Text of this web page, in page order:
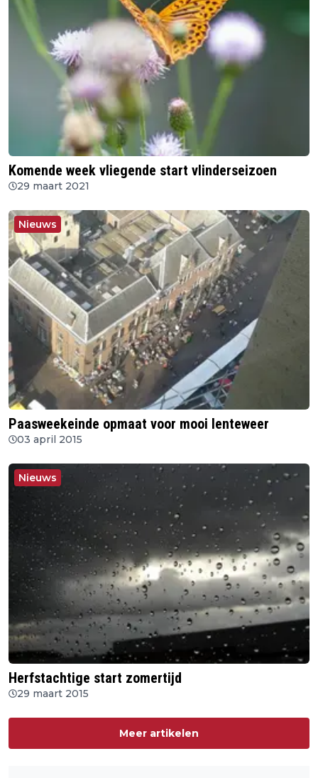
Komende week vliegende start vlinderseizoen
29 maart 2021
Nieuws
Paasweekeinde opmaat voor mooi lenteweer
03 april 2015
Nieuws
Herfstachtige start zomertijd
29 maart 2015
Meer artikelen